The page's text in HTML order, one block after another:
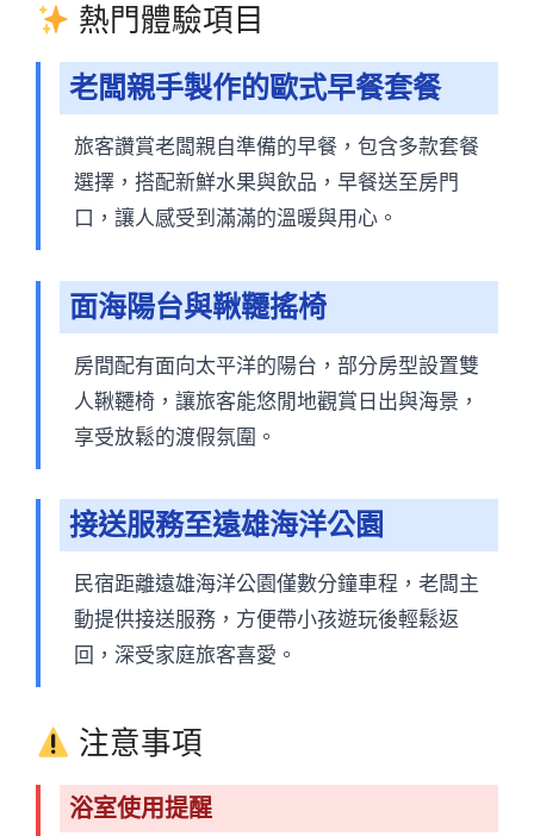
熱門體驗項目
老闆親手製作的歐式早餐套餐
旅客讚賞老闆親自準備的早餐，包含多款套餐
選擇，搭配新鮮水果與飲品，早餐送至房門
口，讓人感受到滿滿的溫暖與用心。
面海陽台與鞦韆搖椅
房間配有面向太平洋的陽台，部分房型設置雙
人鞦韆椅，讓旅客能悠閒地觀賞日出與海景，
享受放鬆的渡假氛圍。
接送服務至遠雄海洋公園
民宿距離遠雄海洋公園僅數分鐘車程，老闆主
動提供接送服務，方便帶小孩遊玩後輕鬆返
回，深受家庭旅客喜愛。
注意事項
浴室使用提醒